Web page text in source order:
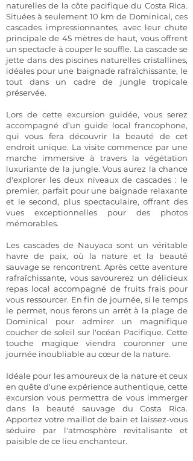
naturelles de la côte pacifique du Costa Rica.
Situées à seulement 10 km de Dominical, ces
cascades impressionnantes, avec leur chute
principale de 45 mètres de haut, vous offrent
un spectacle à couper le souffle. La cascade se
jette dans des piscines naturelles cristallines,
idéales pour une baignade rafraîchissante, le
tout dans un cadre de jungle tropicale
préservée.
Lors de cette excursion guidée, vous serez
accompagné d’un guide local francophone,
qui vous fera découvrir la beauté de cet
endroit unique. La visite commence par une
marche immersive à travers la végétation
luxuriante de la jungle. Vous aurez la chance
d'explorer les deux niveaux de cascades : le
premier, parfait pour une baignade relaxante
et le second, plus spectaculaire, offrant des
vues exceptionnelles pour des photos
mémorables.
Les cascades de Nauyaca sont un véritable
havre de paix, où la nature et la beauté
sauvage se rencontrent. Après cette aventure
rafraîchissante, vous savourerez un délicieux
repas local accompagné de fruits frais pour
vous ressourcer. En fin de journée, si le temps
le permet, nous ferons un arrêt à la plage de
Dominical pour admirer un magnifique
coucher de soleil sur l'océan Pacifique. Cette
touche magique viendra couronner une
journée inoubliable au cœur de la nature.
Idéale pour les amoureux de la nature et ceux
en quête d'une expérience authentique, cette
excursion vous permettra de vous immerger
dans la beauté sauvage du Costa Rica.
Apportez votre maillot de bain et laissez-vous
séduire par l'atmosphère revitalisante et
paisible de ce lieu enchanteur.